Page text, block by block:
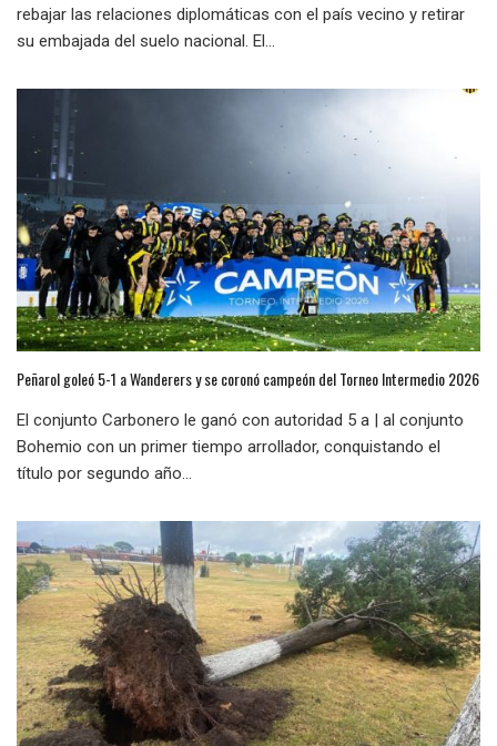
rebajar las relaciones diplomáticas con el país vecino y retirar
su embajada del suelo nacional. El...
Peñarol goleó 5-1 a Wanderers y se coronó campeón del Torneo Intermedio 2026
El conjunto Carbonero le ganó con autoridad 5 a | al conjunto
Bohemio con un primer tiempo arrollador, conquistando el
título por segundo año...